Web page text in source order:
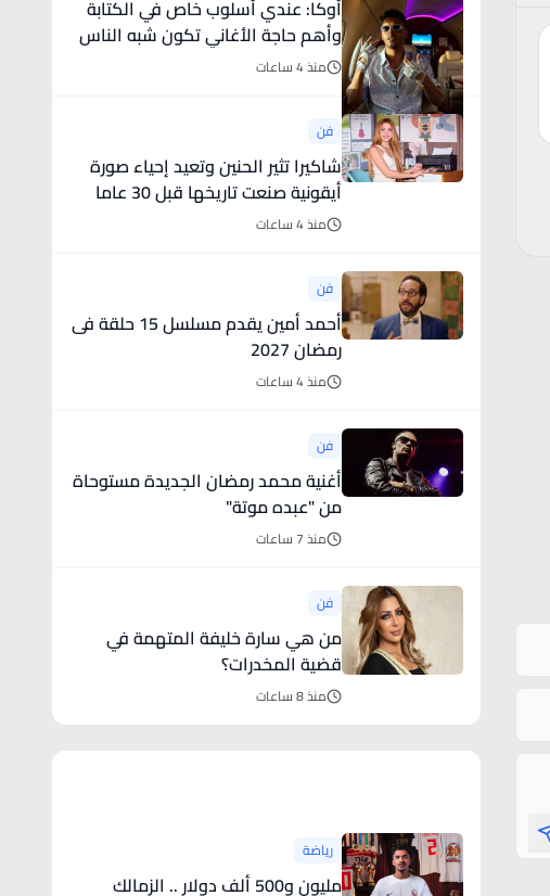
أوكا: عندي أسلوب خاص في الكتابة
وأهم حاجة الأغاني تكون شبه الناس
منذ 4 ساعات
فن
شاكيرا تثير الحنين وتعيد إحياء صورة
أيقونية صنعت تاريخها قبل 30 عاما
منذ 4 ساعات
فن
أحمد أمين يقدم مسلسل 15 حلقة فى
رمضان 2027
منذ 4 ساعات
فن
أغنية محمد رمضان الجديدة مستوحاة
من "عبده موتة"
منذ 7 ساعات
فن
من هي سارة خليفة المتهمة في
قضية المخدرات؟
منذ 8 ساعات
رياضة
مليون و500 ألف دولار .. الزمالك